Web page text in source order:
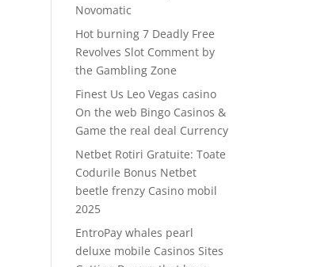
Novomatic
Hot burning 7 Deadly Free
Revolves Slot Comment by
the Gambling Zone
Finest Us Leo Vegas casino
On the web Bingo Casinos &
Game the real deal Currency
Netbet Rotiri Gratuite: Toate
Codurile Bonus Netbet
beetle frenzy Casino mobil
2025
EntroPay whales pearl
deluxe mobile Casinos Sites